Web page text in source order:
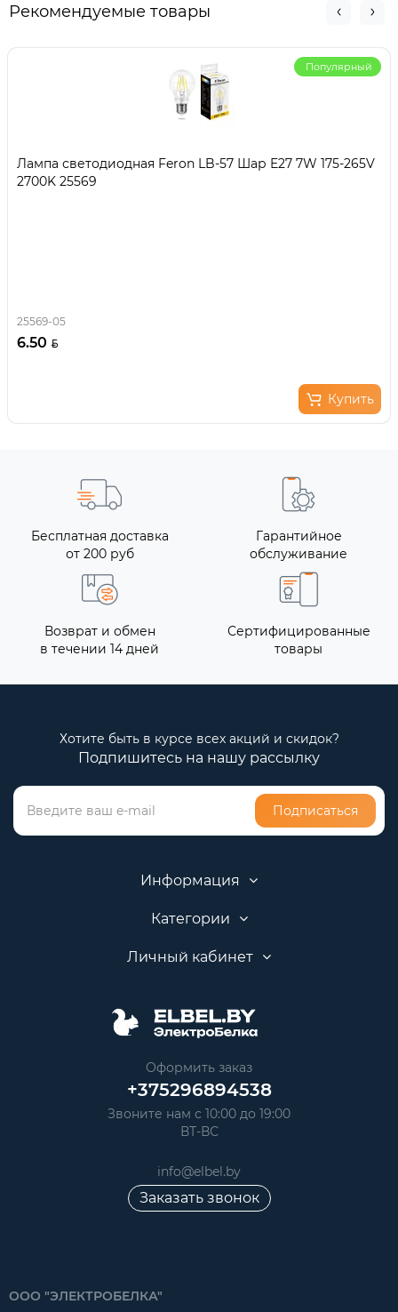
Рекомендуемые товары
Популярный
Лампа светодиодная Feron LB-57 Шар E27 7W 175-265V
2700K 25569
25569-05
6.50
Купить
Бесплатная доставка
от 200 руб
Гарантийное
обслуживание
Возврат и обмен
в течении 14 дней
Сертифицированные
товары
Хотите быть в курсе всех акций и скидок?
Подпишитесь на нашу рассылку
Подписаться
Информация
Категории
Личный кабинет
Оформить заказ
+375296894538
Звоните нам с 10:00 до 19:00
ВТ-ВС
info@elbel.by
Заказать звонок
ООО "ЭЛЕКТРОБЕЛКА"